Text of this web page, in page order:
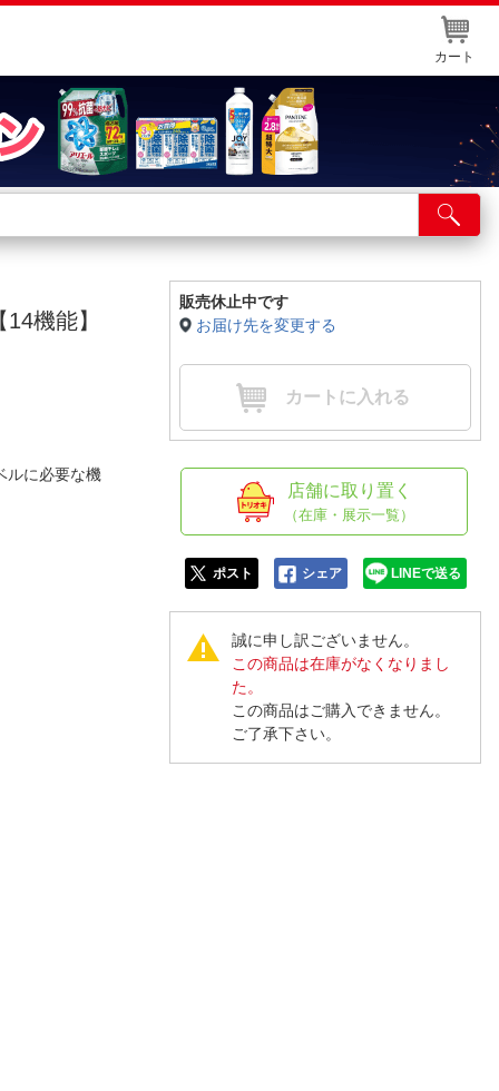
カート
舗サービス
ト取り置き
情報・店舗一覧
機能】
ルに必要な機
販売休止中です
お届け先を変更する
カートに入れる
店舗に取り置く
（在庫・展示一覧）
ポスト シェア LINEで送る
誠に申し訳ございません。
この商品は在庫がなくなりまし
た。
この商品はご購入できません。
ご了承下さい。